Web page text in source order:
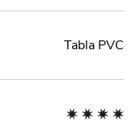
Tabla PVC